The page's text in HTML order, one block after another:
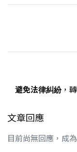
避免法律糾紛，
文章回應
目前尚無回應，成